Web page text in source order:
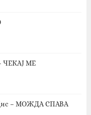
ЧЕКАЈ МЕ
– МОЖДА СПАВА